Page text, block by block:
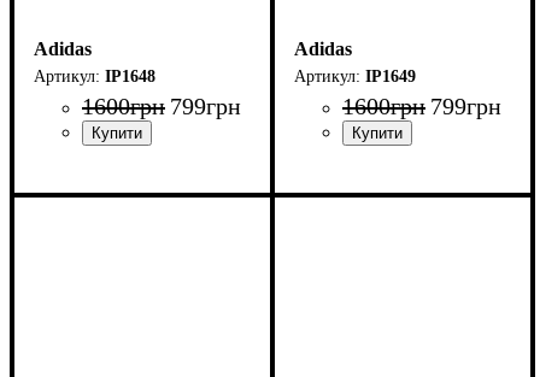
Adidas
IP1648
1600грн 799грн
Adidas
IP1649
1600грн 799грн